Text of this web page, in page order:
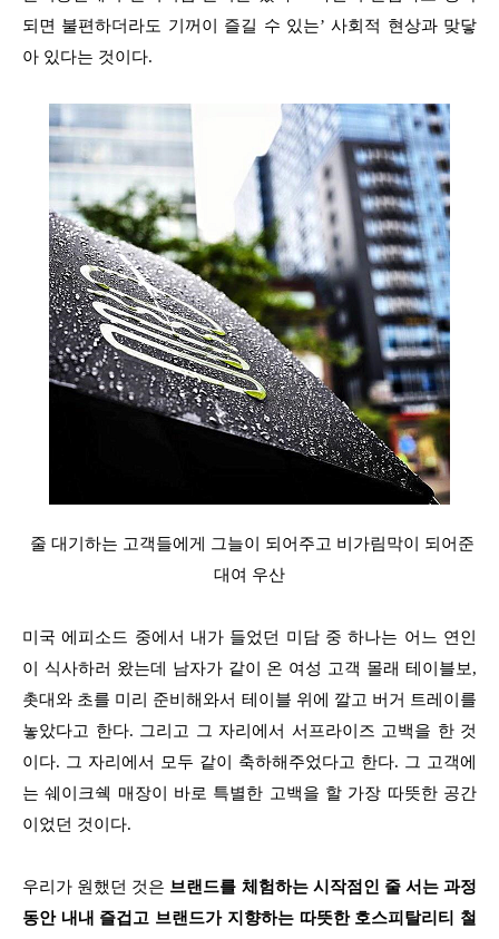
되면 불편하더라도 기꺼이 즐길 수 있는’ 사회적 현상과 맞닿
아 있다는 것이다.
줄 대기하는 고객들에게 그늘이 되어주고 비가림막이 되어준
대여 우산
미국 에피소드 중에서 내가 들었던 미담 중 하나는 어느 연인
이 식사하러 왔는데 남자가 같이 온 여성 고객 몰래 테이블보,
촛대와 초를 미리 준비해와서 테이블 위에 깔고 버거 트레이를
놓았다고 한다. 그리고 그 자리에서 서프라이즈 고백을 한 것
이다. 그 자리에서 모두 같이 축하해주었다고 한다. 그 고객에
는 쉐이크쉑 매장이 바로 특별한 고백을 할 가장 따뜻한 공간
이었던 것이다.
우리가 원했던 것은 브랜드를 체험하는 시작점인 줄 서는 과정
동안 내내 즐겁고 브랜드가 지향하는 따뜻한 호스피탈리티 철